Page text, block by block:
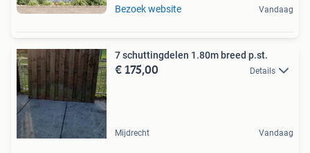
Bezoek website Vandaag
7 schuttingdelen 1.80m breed p.st.
€ 175,00 Details
Mijdrecht Vandaag